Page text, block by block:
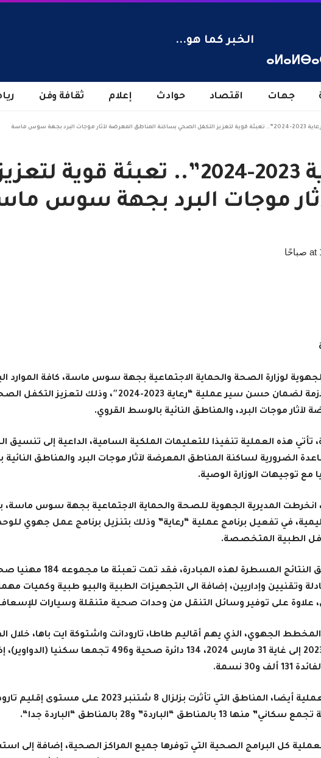
الخبر كما هو...
جهات اقتصاد حوادث إعلام ثقافة وفن
لآثار موجات البرد بجهة سوس ماسة
عملية “رعاية 2023-2024”..
موجات البرد بجهة سوس
لوزارة الصحة والحماية الاجتماعية بجهة سوس ماسة، كافة الموارد
واللوجستية اللازمة لضمان حسن سير عملية “رعاية 2023-2024″، وذلك
لآثار موجات البرد، والمناطق النائية بالوسط القروي.
تأتي هذه العملية تنفيذا للتعليمات الملكية السامية، الداعية إلى تنسيق
الضرورية لساكنة المناطق المعرضة لآثار موجات البرد والمناطق
مع توجيهات الوزارة الوصية.
انخرطت المديرية الجهوية للصحة والحماية الاجتماعية بجهة سوس
في تفعيل برنامج عملية “رعاية” وذلك بتنزيل برنامج عمل جهوي
الطبية المتخصصة.
ومن أجل تحقيق النتائج المسطرة لهذه
وتقنيين وإداريين، إضافة الى التجهيزات الطبية والبيو طبية وكميات
علاوة على توفير وسائل التنقل من وحدات صحية متنقلة وسيارات
الجهوي، الذي يهم أقاليم طاطا، تارودانت واشتوكة ايت باها، خلال
و30 نسمة
.
وتشمل هذه العملية أيضا، المناطق التي تأثرت بزلزال 8 شتنبر
“.
كل البرامج الصحية التي توفرها جميع المراكز الصحية، إضافة إلى